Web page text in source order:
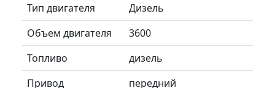
Тип двигателя
Дизель
Объем двигателя
3600
Топливо
дизель
Привод
передний